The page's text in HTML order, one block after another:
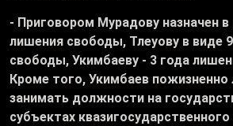
- Приговором Мурадову назначен в
лишения свободы, Тлеуову в виде
свободы, Укимбаеву - 3 года
Кроме того, Укимбаев пожизненно
занимать должности на
субъектах